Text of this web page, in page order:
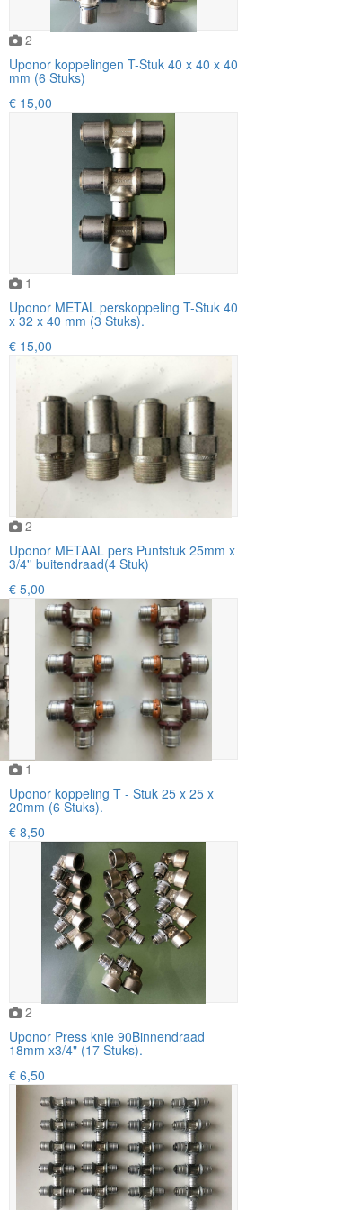
2
Uponor koppelingen T-Stuk 40 x 40 x 40
mm (6 Stuks)
€ 15,00
1
Uponor METAL perskoppeling T-Stuk 40
x 32 x 40 mm (3 Stuks).
€ 15,00
2
Uponor METAAL pers Puntstuk 25mm x
3/4'' buitendraad(4 Stuk)
€ 5,00
1
Uponor koppeling T - Stuk 25 x 25 x
20mm (6 Stuks).
€ 8,50
2
Uponor Press knie 90Binnendraad
18mm x3/4" (17 Stuks).
€ 6,50